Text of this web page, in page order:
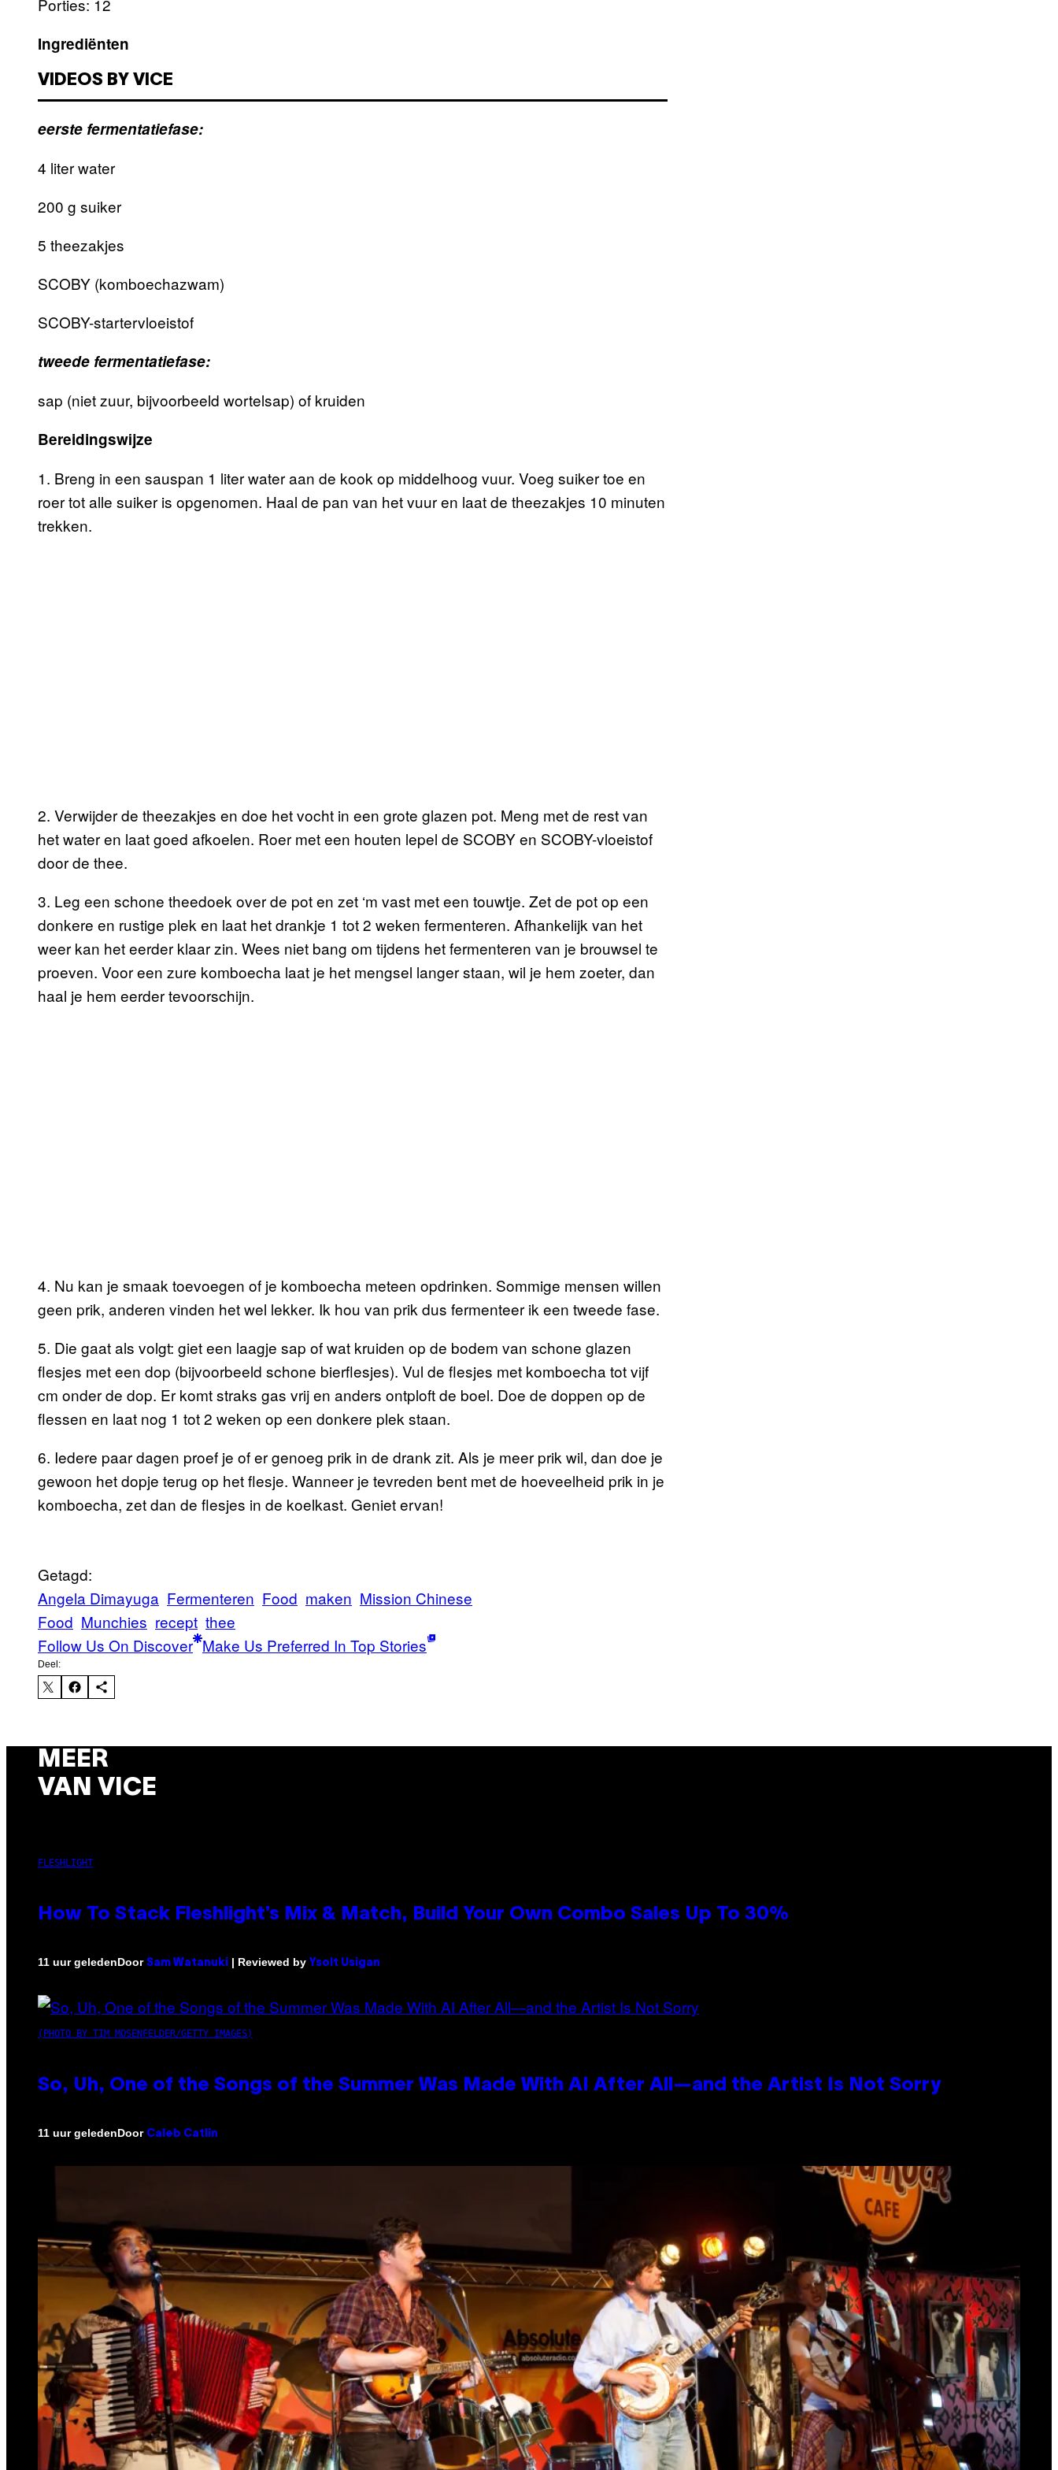
Porties: 12
Ingrediënten
VIDEOS BY VICE
eerste fermentatiefase:
4 liter water
200 g suiker
5 theezakjes
SCOBY (komboechazwam)
SCOBY-startervloeistof
tweede fermentatiefase:
sap (niet zuur, bijvoorbeeld wortelsap) of kruiden
Bereidingswijze
1. Breng in een sauspan 1 liter water aan de kook op middelhoog vuur. Voeg suiker toe en
roer tot alle suiker is opgenomen. Haal de pan van het vuur en laat de theezakjes 10 minuten
trekken.
2. Verwijder de theezakjes en doe het vocht in een grote glazen pot. Meng met de rest van
het water en laat goed afkoelen. Roer met een houten lepel de SCOBY en SCOBY-vloeistof
door de thee.
3. Leg een schone theedoek over de pot en zet ‘m vast met een touwtje. Zet de pot op een
donkere en rustige plek en laat het drankje 1 tot 2 weken fermenteren. Afhankelijk van het
weer kan het eerder klaar zin. Wees niet bang om tijdens het fermenteren van je brouwsel te
proeven. Voor een zure komboecha laat je het mengsel langer staan, wil je hem zoeter, dan
haal je hem eerder tevoorschijn.
4. Nu kan je smaak toevoegen of je komboecha meteen opdrinken. Sommige mensen willen
geen prik, anderen vinden het wel lekker. Ik hou van prik dus fermenteer ik een tweede fase.
5. Die gaat als volgt: giet een laagje sap of wat kruiden op de bodem van schone glazen
flesjes met een dop (bijvoorbeeld schone bierflesjes). Vul de flesjes met komboecha tot vijf
cm onder de dop. Er komt straks gas vrij en anders ontploft de boel. Doe de doppen op de
flessen en laat nog 1 tot 2 weken op een donkere plek staan.
6. Iedere paar dagen proef je of er genoeg prik in de drank zit. Als je meer prik wil, dan doe je
gewoon het dopje terug op het flesje. Wanneer je tevreden bent met de hoeveelheid prik in je
komboecha, zet dan de flesjes in de koelkast. Geniet ervan!
Getagd:
Angela Dimayuga Fermenteren Food maken Mission Chinese
Food Munchies recept thee
Follow Us On Discover Make Us Preferred In Top Stories
Deel:
MEER
VAN VICE
FLESHLIGHT
How To Stack Fleshlight’s Mix & Match, Build Your Own Combo Sales Up To 30%
11 uur geledenDoor Sam Watanuki | Reviewed by Ysolt Usigan
(PHOTO BY TIM MOSENFELDER/GETTY IMAGES)
So, Uh, One of the Songs of the Summer Was Made With AI After All—and the Artist Is Not Sorry
11 uur geledenDoor Caleb Catlin